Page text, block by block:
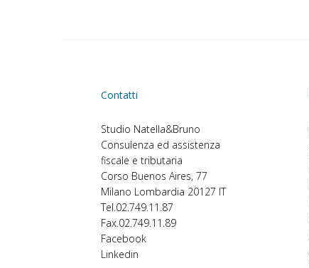
Contatti
Studio Natella&Bruno
Consulenza ed assistenza
fiscale e tributaria
Corso Buenos Aires, 77
Milano Lombardia 20127 IT
Tel.02.749.11.87
Fax.02.749.11.89
Facebook
Linkedin